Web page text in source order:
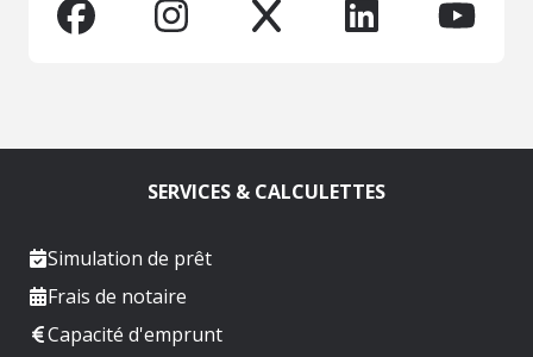
SERVICES & CALCULETTES
Simulation de prêt
Frais de notaire
Capacité d'emprunt